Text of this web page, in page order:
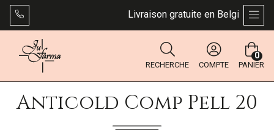
Livraison gratuite en Belgique
RECHERCHE COMPTE PANIER
0
Anticold Comp Pell 20